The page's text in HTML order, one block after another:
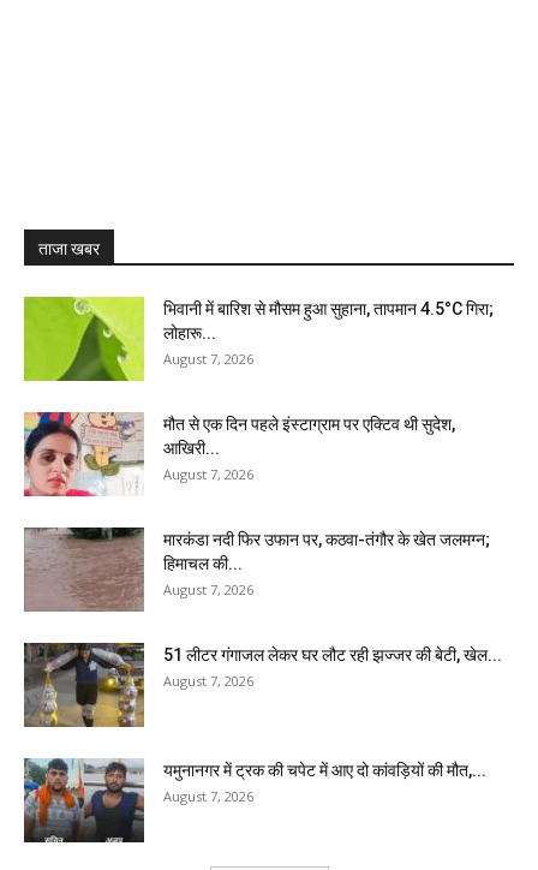
ताजा खबर
भिवानी में बारिश से मौसम हुआ सुहाना, तापमान 4.5°C गिरा;
लोहारू...
August 7, 2026
मौत से एक दिन पहले इंस्टाग्राम पर एक्टिव थी सुदेश,
आखिरी...
August 7, 2026
मारकंडा नदी फिर उफान पर, कठवा-तंगौर के खेत जलमग्न;
हिमाचल की...
August 7, 2026
51 लीटर गंगाजल लेकर घर लौट रही झज्जर की बेटी, खेल...
August 7, 2026
यमुनानगर में ट्रक की चपेट में आए दो कांवड़ियों की मौत,...
August 7, 2026